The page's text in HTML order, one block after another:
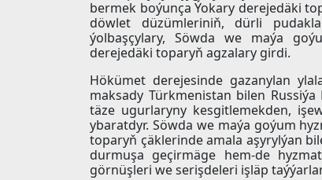
bermek boýunça Ýokary derejedäki
döwlet düzümleriniň, dürli
ýolbaşçylary, Söwda we maýa
derejedäki toparyň agzalary girdi.
Hökümet derejesinde gazanylan
maksady Türkmenistan bilen
täze ugurlaryny kesgitlemekden,
ybaratdyr. Söwda we maýa goýum
toparyň çäklerinde amala aşyrylýan
durmuşa geçirmäge hem-de
görnüşleri we serişdeleri işläp